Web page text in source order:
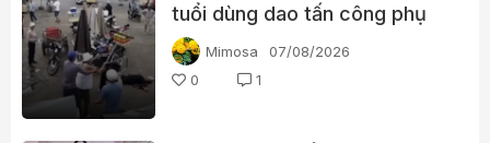
tuổi dùng dao tấn công phụ
nữ giữa chợ
Mimosa
07/08/2026
0
1